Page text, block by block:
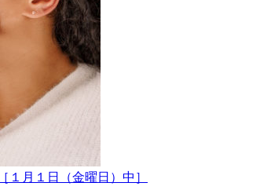
１月１日（金曜日）中］